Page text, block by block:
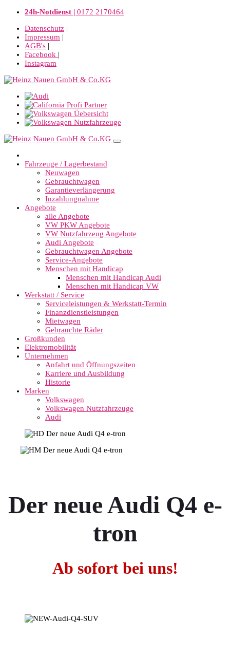
24h-Notdienst | 0172 2170464
Datenschutz |
Impressum |
AGB's |
Facebook |
Instagram
Fahrzeuge / Lagerbestand
Neuwagen
Gebrauchtwagen
Garantieverlängerung
Inzahlungnahme
Angebote
alle Angebote
VW PKW Angebote
VW Nutzfahrzeug Angebote
Audi Angebote
Gebrauchtwagen Angebote
Service-Angebote
Menschen mit Handicap
Menschen mit Handicap Audi
Menschen mit Handicap VW
Werkstatt / Service
Serviceleistungen & Werkstatt-Termin
Finanzdienstleistungen
Mietwagen
Gebrauchte Räder
Großkunden
Elektromobilität
Unternehmen
Anfahrt und Öffnungszeiten
Karriere und Ausbildung
Historie
Marken
Volkswagen
Volkswagen Nutzfahrzeuge
Audi
Der neue Audi Q4 e-
tron
Ab sofort bei uns!